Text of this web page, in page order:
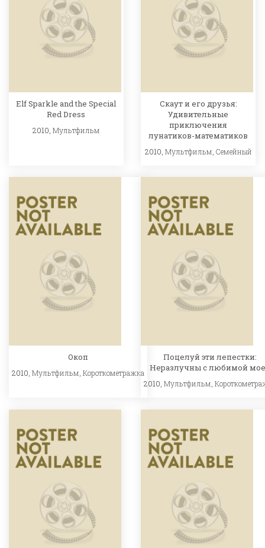
Elf Sparkle and the Special
Red Dress
2010, Мультфильм
Скаут и его друзья:
Удивительные
приключения
лунатиков-математиков
2010, Мультфильм Семейный
Окоп
2010, Мультфильм, Короткометражка
Поцелуй эти лепестки:
Неразлучны с любимой
2010,Мультфильм,